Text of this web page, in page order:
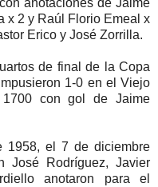
anotaciones de Jaime
x 2 y Raúl Florio Emeal x
Erico y José Zorrilla.
de final de la Copa
1-0 en el Viejo
con gol de Jaime
1958, el 7 de diciembre
José Rodríguez, Javier
anotaron para el